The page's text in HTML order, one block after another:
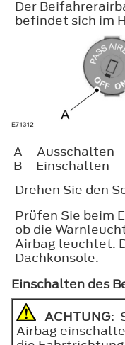
Der
befindet sich im
A
Ausschalten
B
Einschalten
Drehen Sie den
Prüfen Sie beim
ob die
Airbag leuchtet.
Dachkonsole.
Einschalten des
ACHTUNG:
Airbag